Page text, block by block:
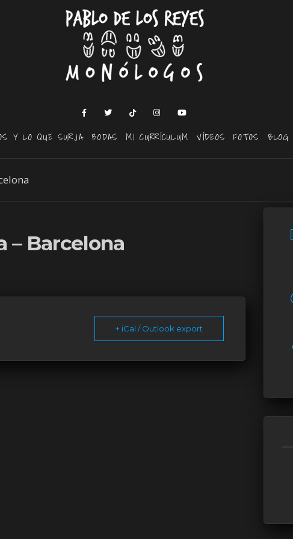
Y LO QUE SURJA BODAS MI CURRÍCULUM VÍDEOS FOTOS BLOG
– Barcelona
+ iCal / Outlook export